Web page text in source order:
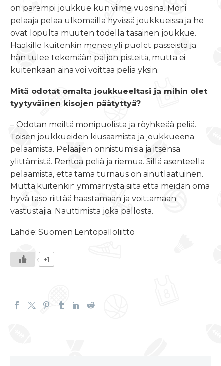
on parempi joukkue kun viime vuosina. Moni
pelaaja pelaa ulkomailla hyvissä joukkueissa ja he
ovat lopulta muuten todella tasainen joukkue.
Haakille kuitenkin menee yli puolet passeista ja
hän tulee tekemään paljon pisteitä, mutta ei
kuitenkaan aina voi voittaa peliä yksin.
Mitä odotat omalta joukkueeltasi ja mihin olet
tyytyväinen kisojen päätyttyä?
– Odotan meiltä monipuolista ja röyhkeää peliä.
Toisen joukkueiden kiusaamista ja joukkueena
pelaamista. Pelaajien onnistumisia ja itsensä
ylittämistä. Rentoa peliä ja riemua. Sillä asenteella
pelaamista, että tämä turnaus on ainutlaatuinen.
Mutta kuitenkin ymmärrystä siitä että meidän oma
hyvä taso riittää haastamaan ja voittamaan
vastustajia. Nauttimista joka pallosta.
Lähde: Suomen Lentopalloliitto
+1